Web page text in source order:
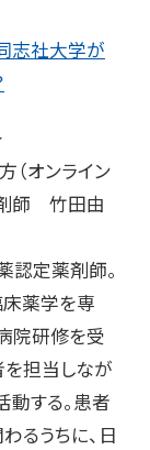
志社大学が
（オンライン
師 竹田由
認定薬剤師。
薬学を専
院研修を受
担当しなが
動する。患者
るうちに、日